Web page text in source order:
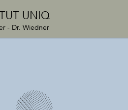
UNIQ
- Dr. Wiedner